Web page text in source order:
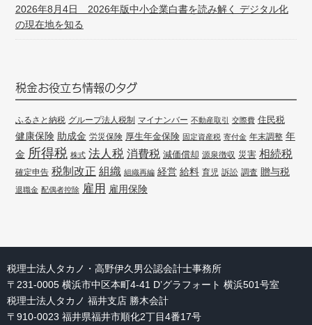
2026年8月4日 2026年版中小企業白書を読み解く デジタル化
の現在地を知る
税金お役立ち情報のタグ
ふるさと納税 グループ法人税制 マイナンバー 不動産取引 交際費 住民税
健康保険 助成金 労災保険 厚生年金保険 固定資産税 寄付金 年末調整 年
金 所得税 株式 法人税 消費税 減価償却 源泉徴収 災害 相続税
確定申告 税制改正 組織 組織再編 経営 給料 育児 訴訟 調査 贈与税
退職金 配偶者控除 雇用 雇用保険
税理士法人タカノ・高野伊久男公認会計士事務所
〒231-0005 横浜市中区本町4-41 D’グラフォート 横浜501号室
税理士法人タカノ 福井支店 勝木会計
〒910-0023 福井県福井市順化2丁目4番17号